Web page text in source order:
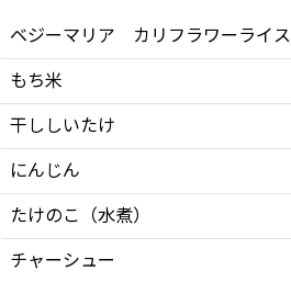
ベジーマリア カリフラワーライス
もち米
干ししいたけ
にんじん
たけのこ（水煮）
チャーシュー